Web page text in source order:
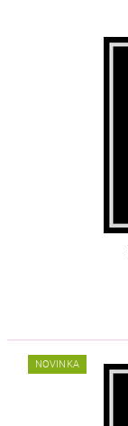
NOVINKA